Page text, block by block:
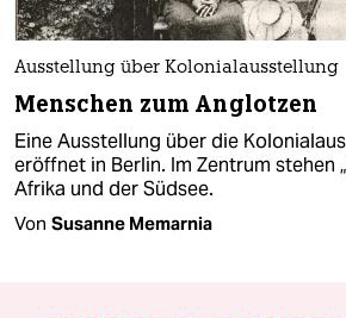
Ausstellung über Kolonialausstellung
Menschen zum Anglotzen
Eine Ausstellung über die
eröffnet in Berlin. Im Zentrum stehen
Afrika und der Südsee.
Von Susanne Memarnia